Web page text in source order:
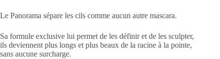
Le Panorama sépare les cils comme aucun autre mascara.
Sa formule exclusive lui permet de les définir et de les sculpter,
ils deviennent plus longs et plus beaux de la racine à la pointe,
sans aucune surcharge.